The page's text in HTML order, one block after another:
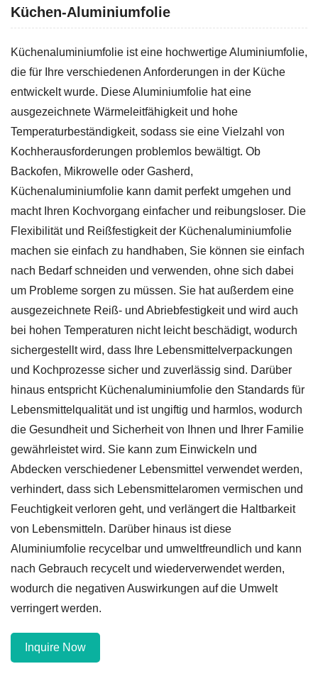
Küchen-Aluminiumfolie
Küchenaluminiumfolie ist eine hochwertige Aluminiumfolie,
die für Ihre verschiedenen Anforderungen in der Küche
entwickelt wurde. Diese Aluminiumfolie hat eine
ausgezeichnete Wärmeleitfähigkeit und hohe
Temperaturbeständigkeit, sodass sie eine Vielzahl von
Kochherausforderungen problemlos bewältigt. Ob
Backofen, Mikrowelle oder Gasherd,
Küchenaluminiumfolie kann damit perfekt umgehen und
macht Ihren Kochvorgang einfacher und reibungsloser. Die
Flexibilität und Reißfestigkeit der Küchenaluminiumfolie
machen sie einfach zu handhaben, Sie können sie einfach
nach Bedarf schneiden und verwenden, ohne sich dabei
um Probleme sorgen zu müssen. Sie hat außerdem eine
ausgezeichnete Reiß- und Abriebfestigkeit und wird auch
bei hohen Temperaturen nicht leicht beschädigt, wodurch
sichergestellt wird, dass Ihre Lebensmittelverpackungen
und Kochprozesse sicher und zuverlässig sind. Darüber
hinaus entspricht Küchenaluminiumfolie den Standards für
Lebensmittelqualität und ist ungiftig und harmlos, wodurch
die Gesundheit und Sicherheit von Ihnen und Ihrer Familie
gewährleistet wird. Sie kann zum Einwickeln und
Abdecken verschiedener Lebensmittel verwendet werden,
verhindert, dass sich Lebensmittelaromen vermischen und
Feuchtigkeit verloren geht, und verlängert die Haltbarkeit
von Lebensmitteln. Darüber hinaus ist diese
Aluminiumfolie recycelbar und umweltfreundlich und kann
nach Gebrauch recycelt und wiederverwendet werden,
wodurch die negativen Auswirkungen auf die Umwelt
verringert werden.
Inquire Now